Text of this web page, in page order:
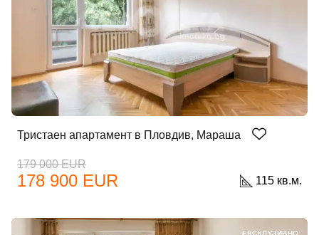
Тристаен апартамент в Пловдив, Мараша
179 000 EUR
178 900 EUR 115 кв.м.